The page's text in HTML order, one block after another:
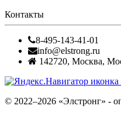
Контакты
8-495-143-41-01
info@elstrong.ru
142720, Москва,
© 2022–2026 «Элстронг» -